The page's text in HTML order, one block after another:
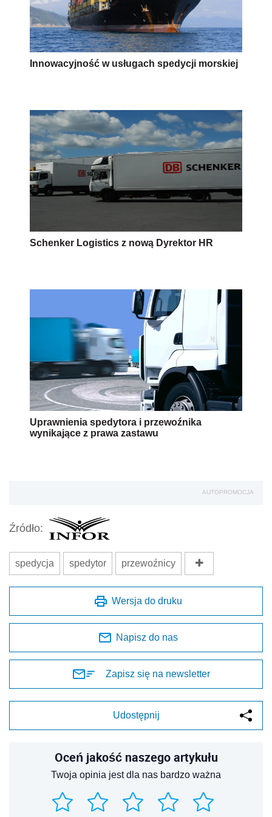
Innowacyjność w usługach spedycji morskiej
Schenker Logistics z nową Dyrektor HR
Uprawnienia spedytora i przewoźnika
wynikające z prawa zastawu
AUTOPROMOCJA
Źródło:
spedycja spedytor przewoźnicy
Wersja do druku
Napisz do nas
Zapisz się na newsletter
Udostępnij
Oceń jakość naszego artykułu
Twoja opinia jest dla nas bardzo ważna